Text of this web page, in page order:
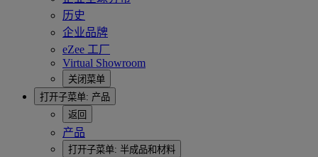
历史
企业品牌
eZee 工厂
Virtual Showroom
关闭菜单
打开子菜单: 产品
返回
产品
打开子菜单: 半成品和材料